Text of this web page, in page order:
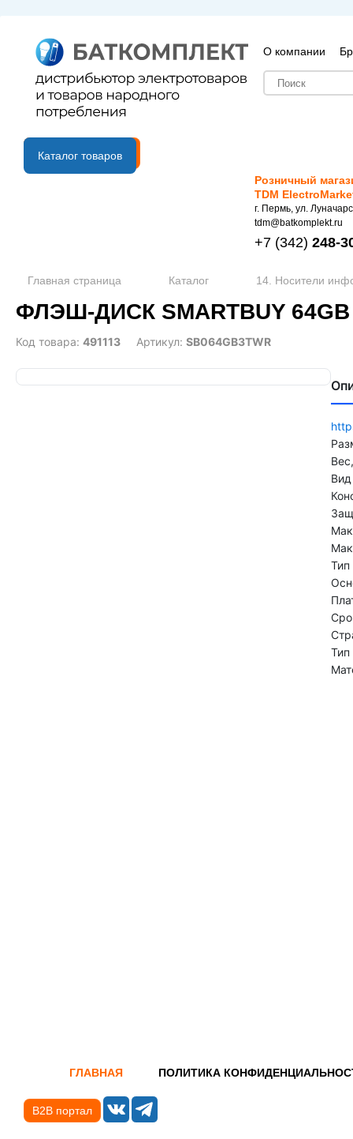
О компании
B2B портал
Каталог товаров
Розничный
TDM
г. Пермь, ул.
tdm@batkomplekt.ru
+7 (342) 248-
Главная страница Каталог 14. Носители
ФЛЭШ-ДИСК SMARTBUY
Код товара: 491113 Артикул: SB064GB3TWR
Тип
Тип
ГЛАВНАЯ ПОЛИТИКА
B2B портал